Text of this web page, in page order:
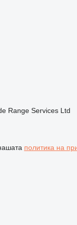
Range Services Ltd
политика на